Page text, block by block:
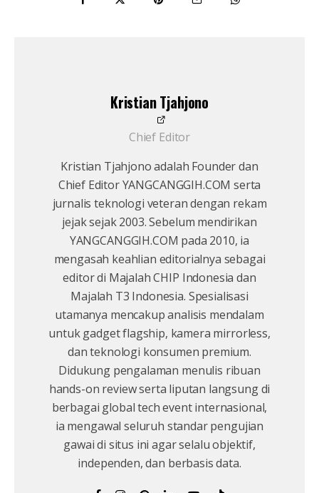
Kristian Tjahjono
Chief Editor
Kristian Tjahjono adalah Founder dan
Chief Editor YANGCANGGIH.COM serta
jurnalis teknologi veteran dengan rekam
jejak sejak 2003. Sebelum mendirikan
YANGCANGGIH.COM pada 2010, ia
mengasah keahlian editorialnya sebagai
editor di Majalah CHIP Indonesia dan
Majalah T3 Indonesia. Spesialisasi
utamanya mencakup analisis mendalam
untuk gadget flagship, kamera mirrorless,
dan teknologi konsumen premium.
Didukung pengalaman menulis ribuan
hands-on review serta liputan langsung di
berbagai global tech event internasional,
ia mengawal seluruh standar pengujian
gawai di situs ini agar selalu objektif,
independen, dan berbasis data.